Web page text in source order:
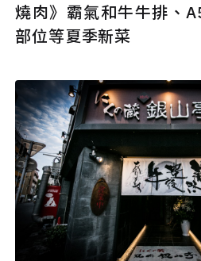
燒肉》霸氣和牛牛排、
部位等夏季新菜